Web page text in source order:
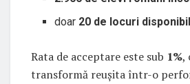
doar 20 de locuri
Rata de acceptare este sub 1%,
transformă reușita într-o